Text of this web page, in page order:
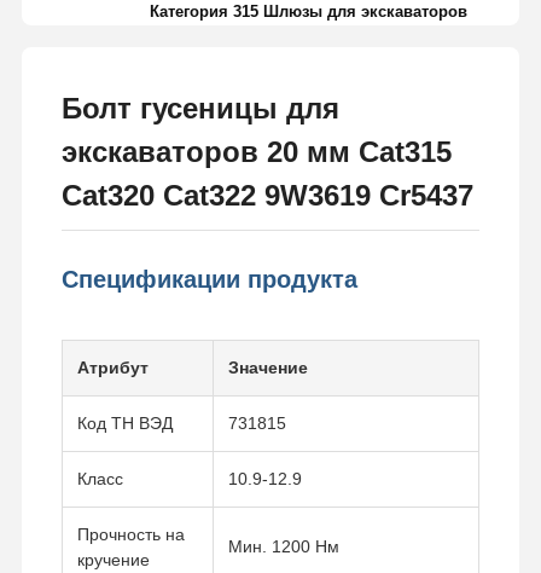
Категория 315 Шлюзы для экскаваторов
Болт гусеницы для
экскаваторов 20 мм Cat315
Cat320 Cat322 9W3619 Cr5437
Спецификации продукта
Атрибут Значение
Код ТН ВЭД 731815
Класс 10.9-12.9
Прочность на
кручение
Мин. 1200 Нм